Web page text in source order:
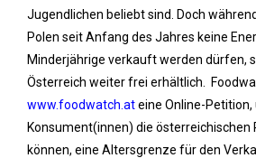
Jugendlichen beliebt sind. Doch
Polen seit Anfang des Jahres keine
Minderjährige verkauft werden dürfen,
Österreich weiter frei erhältlich.
www.foodwatch.ateine Online-Petition,
Konsument(innen) die
können, eine Altersgrenze für den